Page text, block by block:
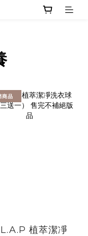
商品
植萃潔凈